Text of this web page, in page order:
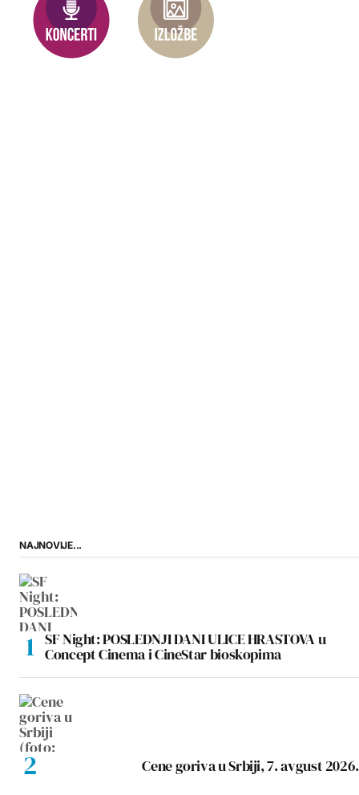
NAJNOVIJE...
SF Night: POSLEDNJI DANI ULICE HRASTOVA u
Concept Cinema i CineStar bioskopima
Cene goriva u Srbiji, 7. avgust 2026.